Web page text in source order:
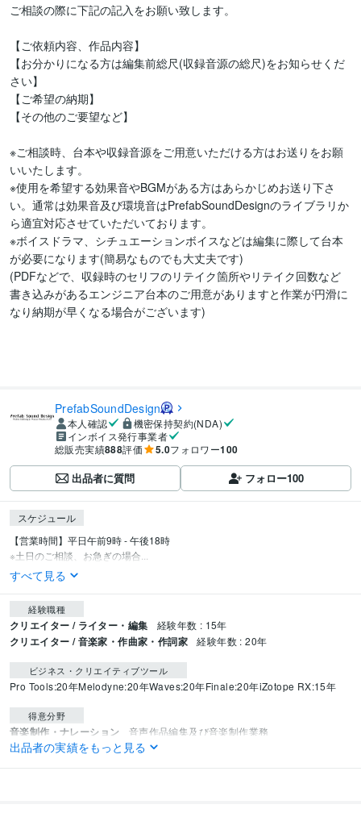
ご相談の際に下記の記入をお願い致します。
【ご依頼内容、作品内容】
【お分かりになる方は編集前総尺(収録音源の総尺)をお知らせくだ
さい】
【ご希望の納期】
【その他のご要望など】
※ご相談時、台本や収録音源をご用意いただける方はお送りをお願
いいたします。
※使用を希望する効果音やBGMがある方はあらかじめお送り下さ
い。通常は効果音及び環境音はPrefabSoundDesignのライブラリか
ら適宜対応させていただいております。
※ボイスドラマ、シチュエーションボイスなどは編集に際して台本
が必要になります(簡易なものでも大丈夫です)
(PDFなどで、収録時のセリフのリテイク箇所やリテイク回数など
書き込みがあるエンジニア台本のご用意がありますと作業が円滑に
なり納期が早くなる場合がございます)
PrefabSoundDesign
本人確認
機密保持契約(NDA)
インボイス発行事業者
総販売実績888評価 5.0フォロワー100
出品者に質問 フォロー100
スケジュール
【営業時間】平日午前9時 - 午後18時
※土日のご相談、お急ぎの場合...
すべて見る
経験職種
クリエイター / ライター・編集 経験年数 : 15年
クリエイター / 音楽家・作曲家・作詞家 経験年数 : 20年
ビジネス・クリエイティブツール
Pro Tools:20年Melodyne:20年Waves:20年Finale:20年iZotope RX:15年
得意分野
音楽制作・ナレーション 音声作品編集及び音楽制作業務
音声 音楽
出品者の実績をもっと見る